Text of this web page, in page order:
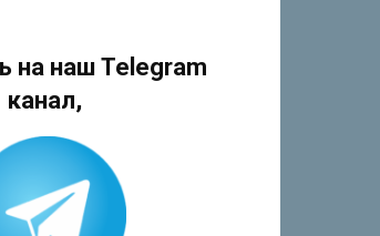
на наш Telegram
канал,